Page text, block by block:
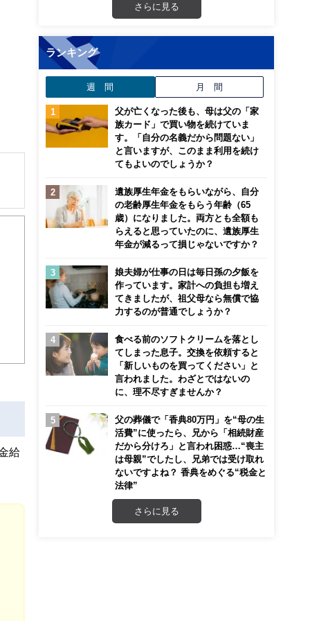
き
給
さらに見る
ランキング
週 間 月 間
父が亡くなった後も、母は父の「家
族カード」で買い物を続けていま
す。「自分の名義だから問題ない」
と言いますが、このまま利用を続け
てもよいのでしょうか？
遺族厚生年金をもらいながら、自分
の老齢厚生年金をもらう年齢（65
歳）になりました。両方とも全額も
らえると思っていたのに、遺族厚生
年金が減るって損じゃないですか？
娘夫婦が仕事の日は毎日孫の夕飯を
作っています。家計への負担も増え
てきましたが、祖父母なら無償で協
力するのが普通でしょうか？
食べる前のソフトクリームを落とし
てしまった息子。交換を依頼すると
「新しいものを買ってください」と
言われました。わざとではないの
に、理不尽すぎませんか？
父の葬儀で「香典80万円」を“母の生
活費”に使ったら、兄から「相続財産
だから分けろ」と言われ困惑…“喪主
は母親”でしたし、兄弟では受け取れ
ないですよね？ 香典をめぐる“税金と
法律”
さらに見る